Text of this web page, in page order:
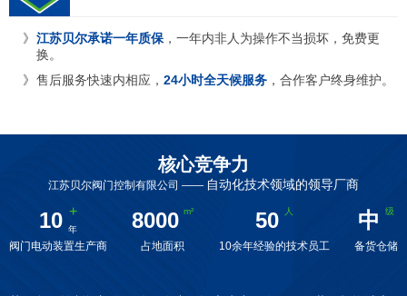
江苏贝尔承诺一年质保 ，一年内非人为操作不当损坏，免费更
换。
售后服务快速内相应， 24小时全天候服务 ，合作客户终身维护。
核心竞争力
江苏贝尔阀门控制有限公司 —— 自动化技术领域的领导厂商
10
阀门电动装置生产商
8000
占地面积
50
10余年经验的技术员工
中
备货仓储